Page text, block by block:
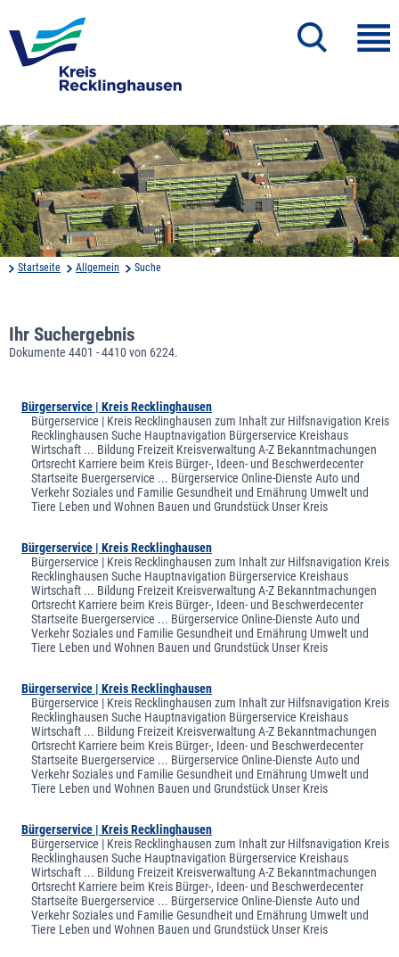
Startseite Allgemein Suche
Ihr Suchergebnis
Dokumente 4401 - 4410 von 6224.
Bürgerservice | Kreis Recklinghausen
Bürgerservice | Kreis Recklinghausen zum Inhalt zur Hilfsnavigation Kreis
Recklinghausen Suche Hauptnavigation Bürgerservice Kreishaus
Wirtschaft ... Bildung Freizeit Kreisverwaltung A-Z Bekanntmachungen
Ortsrecht Karriere beim Kreis Bürger-, Ideen- und Beschwerdecenter
Startseite Buergerservice ... Bürgerservice Online-Dienste Auto und
Verkehr Soziales und Familie Gesundheit und Ernährung Umwelt und
Tiere Leben und Wohnen Bauen und Grundstück Unser Kreis
Bürgerservice | Kreis Recklinghausen
Bürgerservice | Kreis Recklinghausen zum Inhalt zur Hilfsnavigation Kreis
Recklinghausen Suche Hauptnavigation Bürgerservice Kreishaus
Wirtschaft ... Bildung Freizeit Kreisverwaltung A-Z Bekanntmachungen
Ortsrecht Karriere beim Kreis Bürger-, Ideen- und Beschwerdecenter
Startseite Buergerservice ... Bürgerservice Online-Dienste Auto und
Verkehr Soziales und Familie Gesundheit und Ernährung Umwelt und
Tiere Leben und Wohnen Bauen und Grundstück Unser Kreis
Bürgerservice | Kreis Recklinghausen
Bürgerservice | Kreis Recklinghausen zum Inhalt zur Hilfsnavigation Kreis
Recklinghausen Suche Hauptnavigation Bürgerservice Kreishaus
Wirtschaft ... Bildung Freizeit Kreisverwaltung A-Z Bekanntmachungen
Ortsrecht Karriere beim Kreis Bürger-, Ideen- und Beschwerdecenter
Startseite Buergerservice ... Bürgerservice Online-Dienste Auto und
Verkehr Soziales und Familie Gesundheit und Ernährung Umwelt und
Tiere Leben und Wohnen Bauen und Grundstück Unser Kreis
Bürgerservice | Kreis Recklinghausen
Bürgerservice | Kreis Recklinghausen zum Inhalt zur Hilfsnavigation Kreis
Recklinghausen Suche Hauptnavigation Bürgerservice Kreishaus
Wirtschaft ... Bildung Freizeit Kreisverwaltung A-Z Bekanntmachungen
Ortsrecht Karriere beim Kreis Bürger-, Ideen- und Beschwerdecenter
Startseite Buergerservice ... Bürgerservice Online-Dienste Auto und
Verkehr Soziales und Familie Gesundheit und Ernährung Umwelt und
Tiere Leben und Wohnen Bauen und Grundstück Unser Kreis